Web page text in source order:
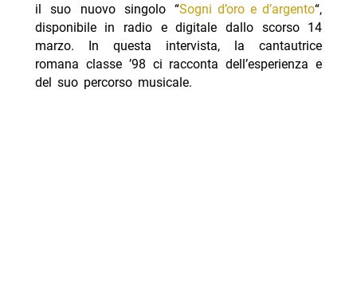
il suo nuovo singolo “Sogni d’oro e d’argento“,
disponibile in radio e digitale dallo scorso 14
marzo. In questa intervista, la cantautrice
romana classe ’98 ci racconta dell’esperienza e
del suo percorso musicale.